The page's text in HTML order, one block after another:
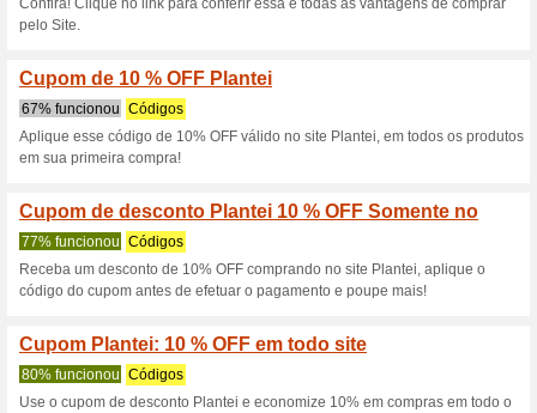
economia de 10 %. Siga o
Cupom lojaplantei
R$99
100% funcionou